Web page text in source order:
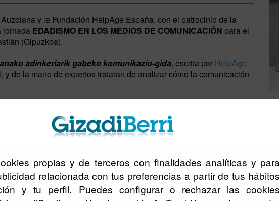
y la Fundación HelpAge España, con el patrocinio de la
jornada EDADISMO EN LOS MEDIOS DE COMUNICACIÓN para el
(Gipuzkoa).
adinkeriarik gabeko komunikazio-gida, escrita por HelpAge
de la mano de expertos trataran de analizar cómo la comunicación
Directora de laFundación Adinberriy ELENA DEL BARRIO
propias y de terceros con finalidades analíticas y
relacionada con tus preferencias a partir de tus hábitos
y tu perfil. Puedes configurar o rechazar las cookies